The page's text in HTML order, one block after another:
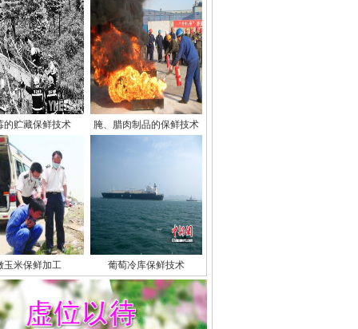
的贮藏保鲜技术 腌、腊肉制品的保鲜技术
玉米保鲜加工 葡萄冷库保鲜技术